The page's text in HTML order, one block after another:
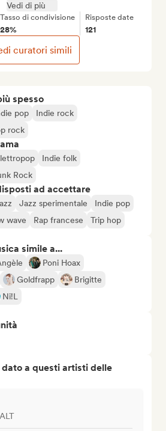
spesso
pop
Indie rock
rock
Indie folk
Rock
ad accettare
Jazz sperimentale
Indie pop
wave Rap francese Trip hop
simile a...
Poni Hoax
Goldfrapp
Brigitte
Ni!L
dato a questi artisti delle
Vedi di più
Tasso di condivisione
28%
Risposte date
121
curatori simili